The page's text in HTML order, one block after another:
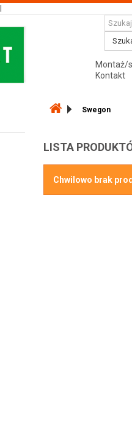
Montaż/
Kontakt
Swegon
LISTA
Chwilowo brak